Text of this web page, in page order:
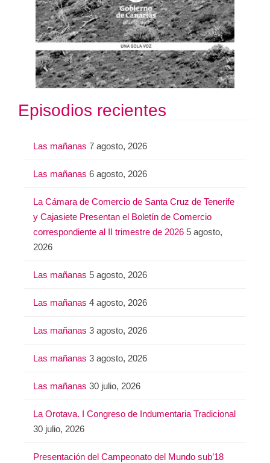
Episodios recientes
Las mañanas 7 agosto, 2026
Las mañanas 6 agosto, 2026
La Cámara de Comercio de Santa Cruz de Tenerife
y Cajasiete Presentan el Boletín de Comercio
correspondiente al II trimestre de 2026 5 agosto,
2026
Las mañanas 5 agosto, 2026
Las mañanas 4 agosto, 2026
Las mañanas 3 agosto, 2026
Las mañanas 3 agosto, 2026
Las mañanas 30 julio, 2026
La Orotava. I Congreso de Indumentaria Tradicional
30 julio, 2026
Presentación del Campeonato del Mundo sub’18